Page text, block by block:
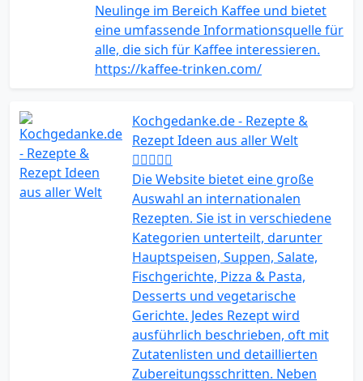
Neulinge im Bereich Kaffee und bietet
eine umfassende Informationsquelle für
alle, die sich für Kaffee interessieren.
https://kaffee-trinken.com/
Kochgedanke.de - Rezepte &
Rezept Ideen aus aller Welt
Die Website bietet eine große
Auswahl an internationalen
Rezepten. Sie ist in verschiedene
Kategorien unterteilt, darunter
Hauptspeisen, Suppen, Salate,
Fischgerichte, Pizza & Pasta,
Desserts und vegetarische
Gerichte. Jedes Rezept wird
ausführlich beschrieben, oft mit
Zutatenlisten und detaillierten
Zubereitungsschritten. Neben